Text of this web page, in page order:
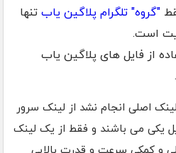
"گروه" تلگرام پلاگین یاب تنها
است.
از فایل های پلاگین یاب
اصلی انجام نشد از لینک سرور
یکی می باشند و فقط از یک لینک